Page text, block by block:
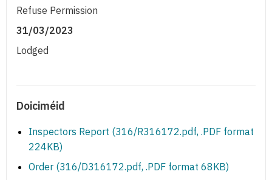
Refuse Permission
31/03/2023
Lodged
Doiciméid
Inspectors Report (316/R316172.pdf, .PDF format
224KB)
Order (316/D316172.pdf, .PDF format 68KB)